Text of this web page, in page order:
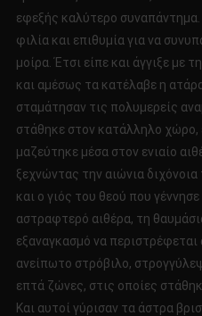
εφεξής καλύτερο
φιλία και επιθυμία για να
μοίρα. Έτσι είπε και άγγιξε με
και αμέσως τα κατέλαβε η
σταμάτησαν τις πολυμερείς
στάθηκε στον κατάλληλο
μαζεύτηκε μέσα στον ενιαίο
ξεχνώντας την αιώνια
και ο γιός του θεού που
αστραφτερό αιθέρα, τη
εξαναγκασμό να
ανείπωτο στρόβιλο,
επτά ζώνες, στις οποίες
Και αυτοί γύρισαν τα άστρα